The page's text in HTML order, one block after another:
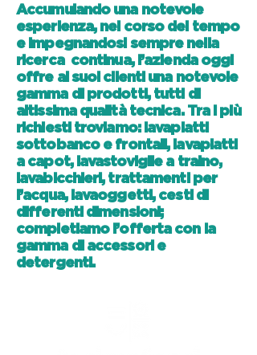
Accumulando una notevole
esperienza, nel corso del tempo
e impegnandosi sempre nella
ricerca continua, l’azienda oggi
offre ai suoi clienti una notevole
gamma di prodotti, tutti di
altissima qualità tecnica. Tra i più
richiesti troviamo: lavapiatti
sottobanco e frontali, lavapiatti
a capot, lavastoviglie a traino,
lavabicchieri, trattamenti per
l’acqua, lavaoggetti, cesti di
differenti dimensioni;
completiamo l’offerta con la
gamma di accessori e
detergenti.